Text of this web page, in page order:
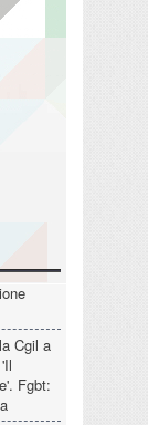
Cgil a
Fgbt: